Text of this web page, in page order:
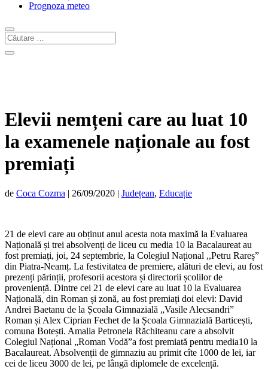
Prognoza meteo
Elevii nemțeni care au luat 10
la examenele naționale au fost
premiați
de Coca Cozma | 26/09/2020 | Județean, Educație
21 de elevi care au obținut anul acesta nota maximă la Evaluarea
Națională și trei absolvenți de liceu cu media 10 la Bacalaureat au
fost premiați, joi, 24 septembrie, la Colegiul Național ,,Petru Rareș”
din Piatra-Neamț. La festivitatea de premiere, alături de elevi, au fost
prezenți părinții, profesorii acestora și directorii școlilor de
proveniență. Dintre cei 21 de elevi care au luat 10 la Evaluarea
Națională, din Roman și zonă, au fost premiați doi elevi: David
Andrei Baetanu de la Școala Gimnazială „Vasile Alecsandri”
Roman și Alex Ciprian Fechet de la Școala Gimnazială Barticești,
comuna Botești. Amalia Petronela Răchiteanu care a absolvit
Colegiul Național „Roman Vodă”a fost premiată pentru media10 la
Bacalaureat. Absolvenții de gimnaziu au primit cîte 1000 de lei, iar
cei de liceu 3000 de lei, pe lângă diplomele de excelență.